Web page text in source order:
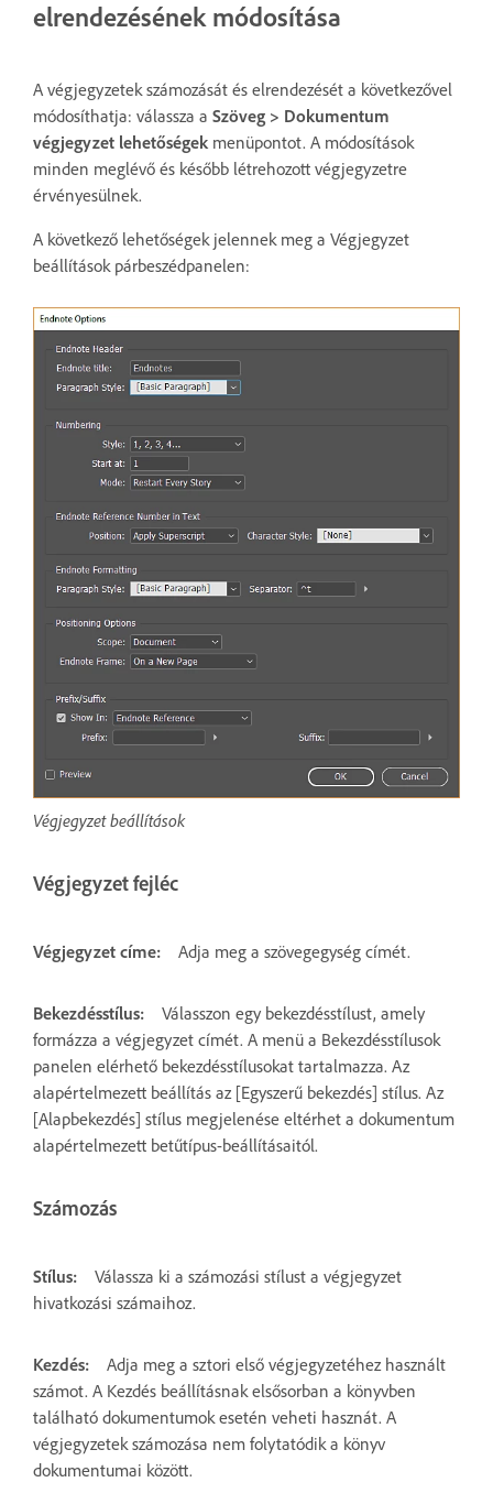
elrendezésének módosítása
A végjegyzetek számozását és elrendezését a következővel
módosíthatja: válassza a Szöveg > Dokumentum
végjegyzet lehetőségek menüpontot. A módosítások
minden meglévő és később létrehozott végjegyzetre
érvényesülnek.
A következő lehetőségek jelennek meg a Végjegyzet
beállítások párbeszédpanelen:
Végjegyzet beállítások
Végjegyzet fejléc
Végjegyzet címe: Adja meg a szövegegység címét.
Bekezdésstílus:
Válasszon egy bekezdésstílust, amely
formázza a végjegyzet címét. A menü a Bekezdésstílusok
panelen elérhető bekezdésstílusokat tartalmazza. Az
alapértelmezett beállítás az [Egyszerű bekezdés] stílus. Az
[Alapbekezdés] stílus megjelenése eltérhet a dokumentum
alapértelmezett betűtípus-beállításaitól.
Számozás
Stílus:
Válassza ki a számozási stílust a végjegyzet
hivatkozási számaihoz.
Kezdés:
Adja meg a sztori első végjegyzetéhez használt
számot. A Kezdés beállításnak elsősorban a könyvben
található dokumentumok esetén veheti hasznát. A
végjegyzetek számozása nem folytatódik a könyv
dokumentumai között.